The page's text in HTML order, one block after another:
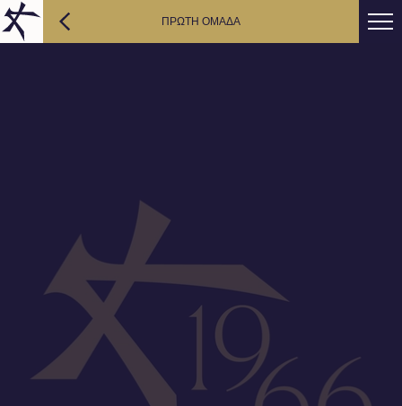
ΠΡΩΤΗ ΟΜΑΔΑ